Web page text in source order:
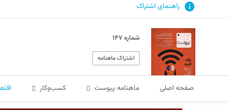
راهنمای اشتراک
شماره ۱۴۷
اشتراک ماهنامه
صفحه اصلی ماهنامه پیوست کسب‌و‌کار